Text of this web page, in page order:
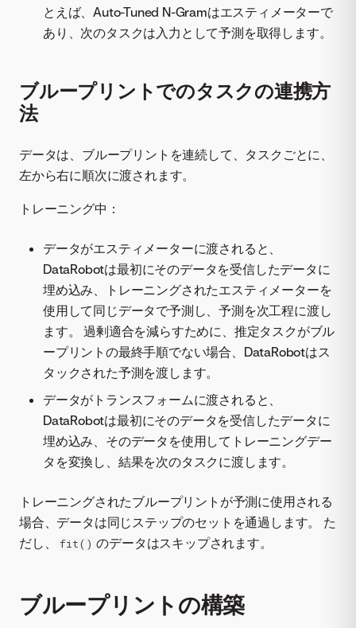
とえば、Auto-Tuned N-Gramはエスティメーターで
あり、次のタスクは入力として予測を取得します。
ブループリントでのタスクの連携方
法
データは、ブループリントを連続して、タスクごとに、
左から右に順次に渡されます。
トレーニング中：
データがエスティメーターに渡されると、
DataRobotは最初にそのデータを受信したデータに
埋め込み、トレーニングされたエスティメーターを
使用して同じデータで予測し、予測を次工程に渡し
ます。 過剰適合を減らすために、推定タスクがブル
ープリントの最終手順でない場合、DataRobotはス
タックされた予測を渡します。
データがトランスフォームに渡されると、
DataRobotは最初にそのデータを受信したデータに
埋め込み、そのデータを使用してトレーニングデー
タを変換し、結果を次のタスクに渡します。
トレーニングされたブループリントが予測に使用される
場合、データは同じステップのセットを通過します。 た
だし、
fit() のデータはスキップされます。
ブループリントの構築